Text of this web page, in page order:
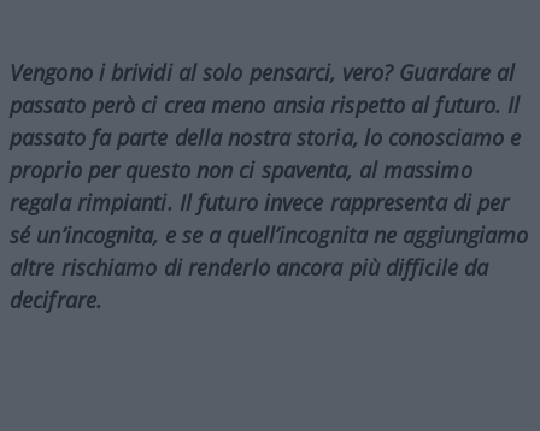
Vengono i brividi al solo pensarci, vero? Guardare al
passato però ci crea meno ansia rispetto al futuro. Il
passato fa parte della nostra storia, lo conosciamo e
proprio per questo non ci spaventa, al massimo
regala rimpianti. Il futuro invece rappresenta di per
sé un’incognita, e se a quell’incognita ne aggiungiamo
altre rischiamo di renderlo ancora più difficile da
decifrare.